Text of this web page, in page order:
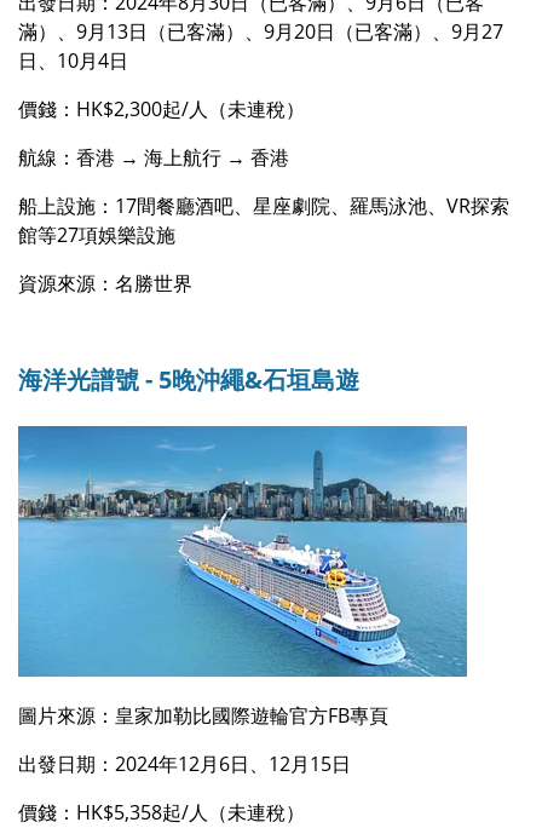
滿）、9月13日（已客滿）、9月20日（已客滿）、9月27
日、10月4日
價錢：HK$2,300起/人（未連稅）
航線：香港 → 海上航行 → 香港
船上設施：17間餐廳酒吧、星座劇院、羅馬泳池、VR探索
館等27項娛樂設施
資源來源：名勝世界
海洋光譜號 - 5晚沖繩&石垣島遊
圖片來源：皇家加勒比國際遊輪官方FB專頁
出發日期：2024年12月6日、12月15日
價錢：HK$5,358起/人（未連稅）